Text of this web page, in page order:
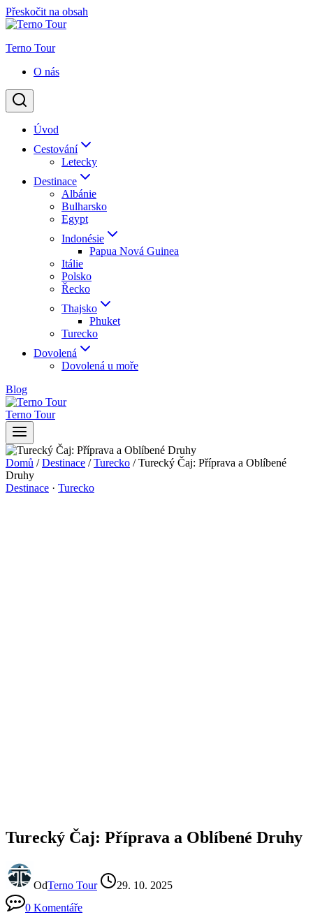
Přeskočit na obsah
Terno Tour
O nás
Úvod
Cestování
Letecky
Destinace
Albánie
Bulharsko
Egypt
Indonésie
Papua Nová Guinea
Itálie
Polsko
Řecko
Thajsko
Phuket
Turecko
Dovolená
Dovolená u moře
Blog
Terno Tour
Domů / Destinace / Turecko / Turecký Čaj: Příprava a Oblíbené
Druhy
Destinace · Turecko
Turecký Čaj: Příprava a Oblíbené Druhy
OdTerno Tour
29. 10. 2025
0 Komentáře